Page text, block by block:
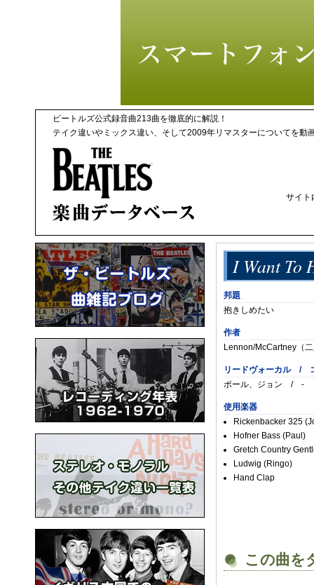
I Want To
邦題
抱きしめたい
作者
Lennon/McCartney（
リードヴォーカル /
ポール、ジョン / -
使用楽器
Rickenbacker 325
Hofner Bass (Paul)
Gretch Country
Ludwig (Ringo)
Hand Clap
この曲を
ビートルズ公式録音曲213曲を徹底的に解説！
テイク違いやミックス違い、そして2009年リマスターについてを動
サイト